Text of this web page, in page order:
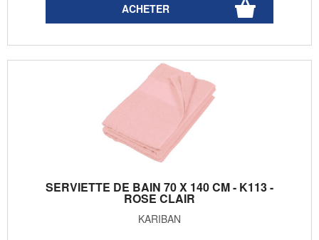
SERVIETTE DE BAIN 70 X 140 CM - K113 -
ROSE CLAIR
KARIBAN